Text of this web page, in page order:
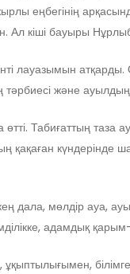
еңбегінің
Ал кіші бауыры
лауазымын атқарды.
және ауылдың
Табиғаттың таза
қақаған күндерінде
дала, мөлдір ауа,
адамдық